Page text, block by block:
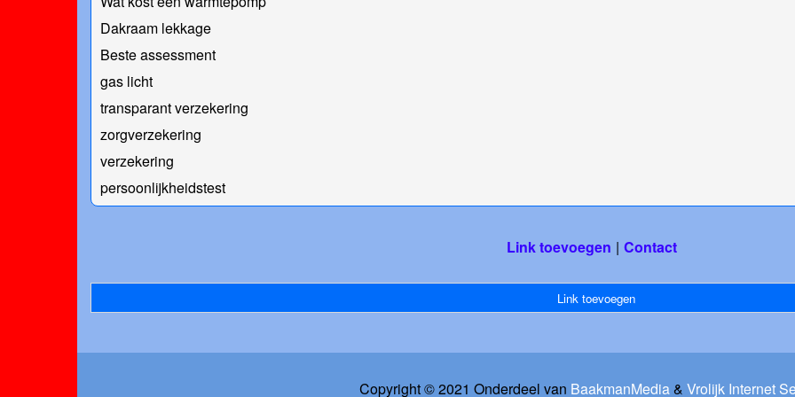
Dakraam lekkage
Beste assessment
gas licht
transparant verzekering
zorgverzekering
verzekering
persoonlijkheidstest
Link toevoegen Contact
Link toevoegen
Copyright © 2021 Onderdeel van BaakmanMedia& Vrolijk Internet